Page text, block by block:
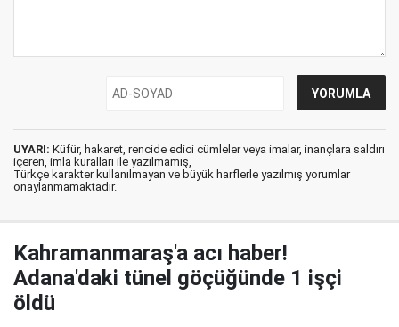
UYARI: Küfür, hakaret, rencide edici cümleler veya imalar, inançlara saldırı
içeren, imla kuralları ile yazılmamış,
Türkçe karakter kullanılmayan ve büyük harflerle yazılmış yorumlar
onaylanmamaktadır.
Kahramanmaraş'a acı haber!
Adana'daki tünel göçüğünde 1 işçi
öldü